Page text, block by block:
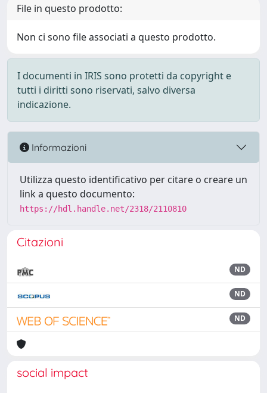
File in questo prodotto:
Non ci sono file associati a questo prodotto.
I documenti in IRIS sono protetti da copyright e
tutti i diritti sono riservati, salvo diversa
indicazione.
Informazioni
Utilizza questo identificativo per citare o creare un
link a questo documento:
https://hdl.handle.net/2318/2110810
Citazioni
ND
ND
ND
social impact